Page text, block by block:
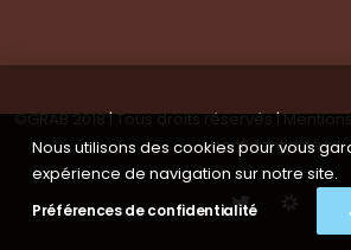
©GRAB 2018 | Tous droits réservés |
confidentialité
Nous utilisons des cookies pour vous
expérience de navigation sur notre site.
Préférences de confidentialité